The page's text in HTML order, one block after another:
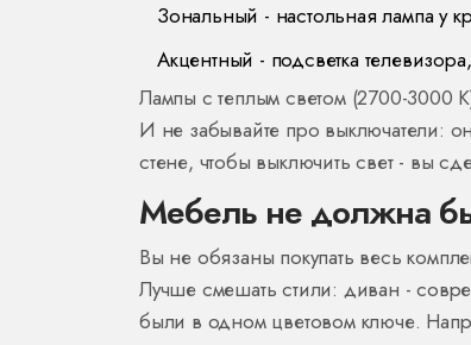
Зональный - настольная лампа у
Акцентный - подсветка
Лампы с теплым светом (2700-3000
И не забывайте про выключатели:
стене, чтобы выключить свет - вы
Мебель не должна
Вы не обязаны покупать весь
Лучше смешать стили: диван -
были в одном цветовом ключе.